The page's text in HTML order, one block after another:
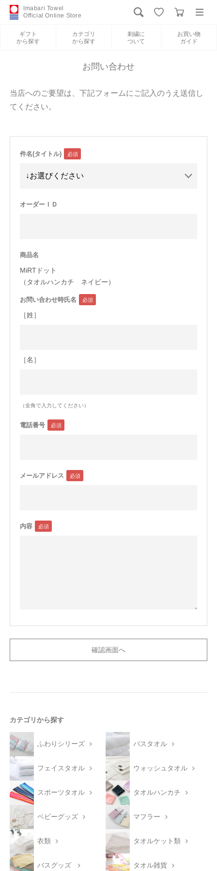
Imabari Towel
Official Online Store
ギフト
から探す
カテゴリ
から探す
刺繍に
ついて
お買い物
ガイド
新規会員登録
カテゴリから探す
お買い物ガイド
International Shipping
会員サービス
店舗リスト
ヘルプ
大量購入・法人向けの購入の方は
お問い合わせ
当店へのご要望は、下記フォームにご記入のうえ送信し
てください。
件名(タイトル)
オーダーＩＤ
商品名
MiRTドット
（タオルハンカチ ネイビー）
お問い合わせ時氏名
［姓］
［名］
（全角で入力してください）
電話番号
メールアドレス
内容
カテゴリから探す
ふわりシリーズ バスタオル
フェイスタオル ウォッシュタオル
スポーツタオル タオルハンカチ
ベビーグッズ マフラー
衣類 タオルケット類
バスグッズ タオル雑貨